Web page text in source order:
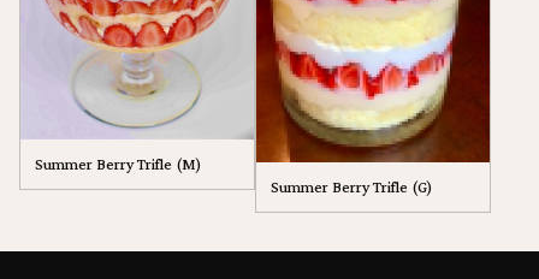
Summer Berry Trifle (M)
Summer Berry Trifle (G)